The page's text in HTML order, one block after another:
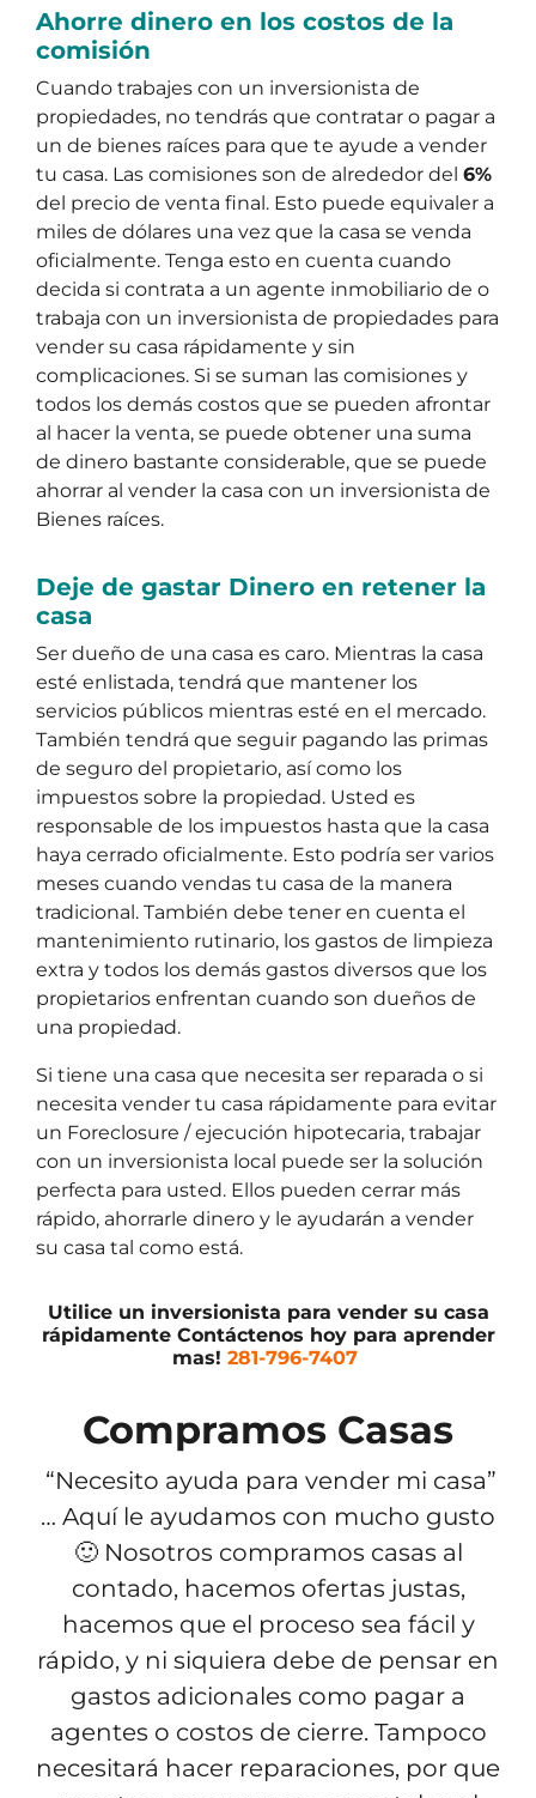
Ahorre dinero en los costos de la
comisión
Cuando trabajes con un inversionista de
propiedades, no tendrás que contratar o pagar a
un de bienes raíces para que te ayude a vender
tu casa. Las comisiones son de alrededor del 6%
del precio de venta final. Esto puede equivaler a
miles de dólares una vez que la casa se venda
oficialmente. Tenga esto en cuenta cuando
decida si contrata a un agente inmobiliario de o
trabaja con un inversionista de propiedades para
vender su casa rápidamente y sin
complicaciones. Si se suman las comisiones y
todos los demás costos que se pueden afrontar
al hacer la venta, se puede obtener una suma
de dinero bastante considerable, que se puede
ahorrar al vender la casa con un inversionista de
Bienes raíces.
Deje de gastar Dinero en retener la
casa
Ser dueño de una casa es caro. Mientras la casa
esté enlistada, tendrá que mantener los
servicios públicos mientras esté en el mercado.
También tendrá que seguir pagando las primas
de seguro del propietario, así como los
impuestos sobre la propiedad. Usted es
responsable de los impuestos hasta que la casa
haya cerrado oficialmente. Esto podría ser varios
meses cuando vendas tu casa de la manera
tradicional. También debe tener en cuenta el
mantenimiento rutinario, los gastos de limpieza
extra y todos los demás gastos diversos que los
propietarios enfrentan cuando son dueños de
una propiedad.
Si tiene una casa que necesita ser reparada o si
necesita vender tu casa rápidamente para evitar
un Foreclosure / ejecución hipotecaria, trabajar
con un inversionista local puede ser la solución
perfecta para usted. Ellos pueden cerrar más
rápido, ahorrarle dinero y le ayudarán a vender
su casa tal como está.
Utilice un inversionista para vender su casa
rápidamente Contáctenos hoy para aprender
mas! 281-796-7407
Compramos Casas
“Necesito ayuda para vender mi casa”
… Aquí le ayudamos con mucho gusto
🙂 Nosotros compramos casas al
contado, hacemos ofertas justas,
hacemos que el proceso sea fácil y
rápido, y ni siquiera debe de pensar en
gastos adicionales como pagar a
agentes o costos de cierre. Tampoco
necesitará hacer reparaciones, por que